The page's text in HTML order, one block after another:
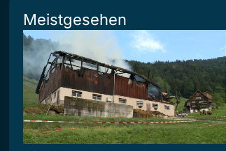
Meistgesehen